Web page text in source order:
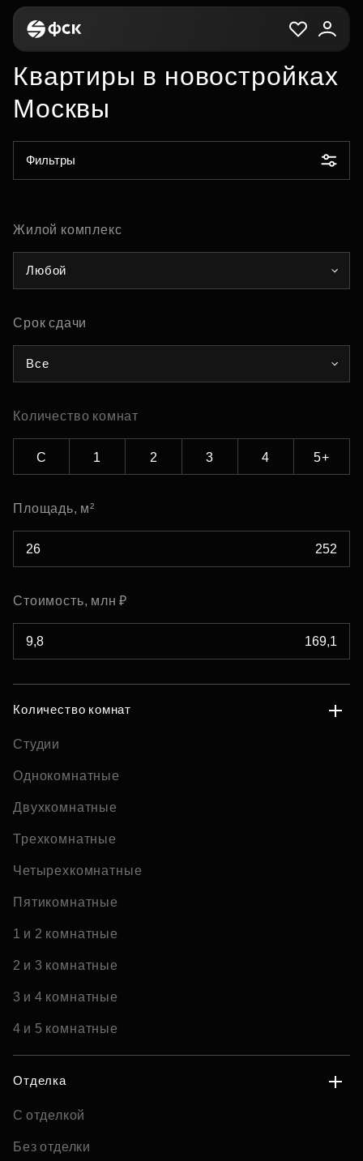
Квартиры в новостройках
Москвы
Фильтры
Жилой комплекс
Любой
Срок сдачи
Все
Количество комнат
С 1 2 3 4 5+
Площадь, м²
Стоимость, млн ₽
Количество комнат
Студии
Однокомнатные
Двухкомнатные
Трехкомнатные
Четырехкомнатные
Пятикомнатные
1 и 2 комнатные
2 и 3 комнатные
3 и 4 комнатные
4 и 5 комнатные
Отделка
С отделкой
Без отделки